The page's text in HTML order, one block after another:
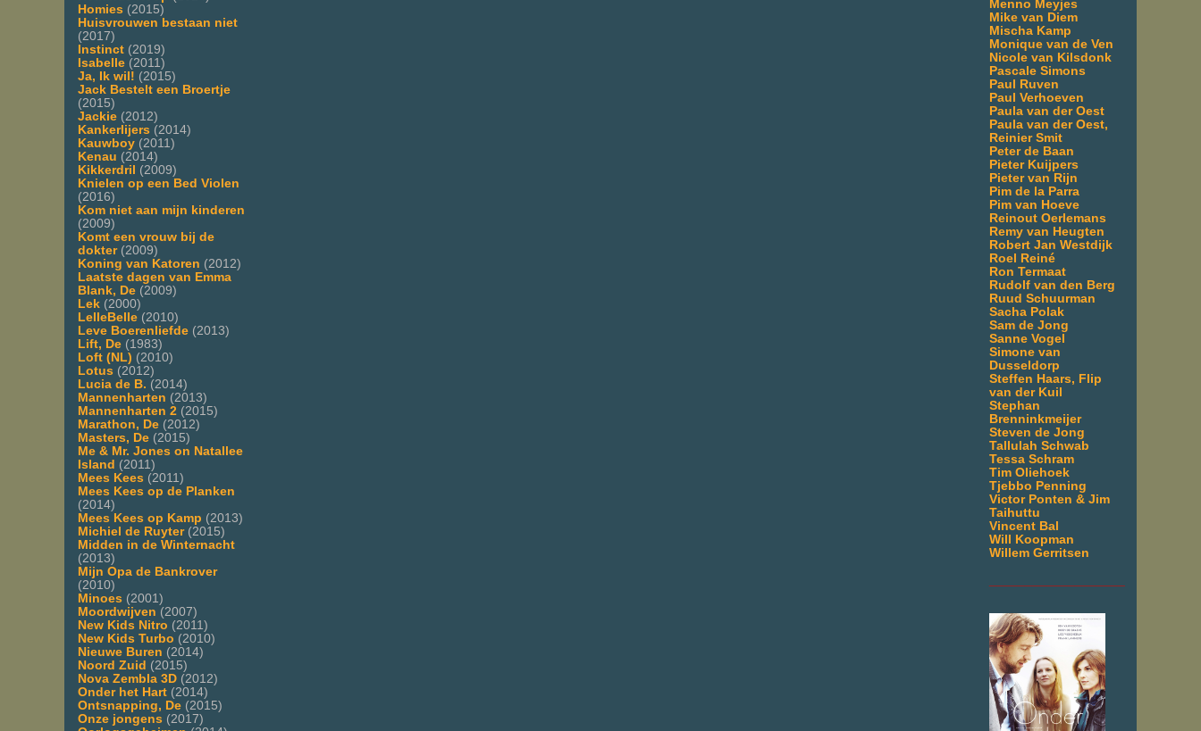
Homies (2015)
Huisvrouwen bestaan niet
(2017)
Instinct (2019)
Isabelle (2011)
Ja, Ik wil! (2015)
Jack Bestelt een Broertje
(2015)
Jackie (2012)
Kankerlijers (2014)
Kauwboy (2011)
Kenau (2014)
Kikkerdril
(2009)
Knielen op een Bed Violen
(2016)
Kom niet aan mijn kinderen
(2009)
Komt een vrouw bij de
dokter(2009)
Koning van Katoren (2012)
Laatste dagen van Emma
Blank, De (2009)
Lek (2000)
LelleBelle (2010)
Leve Boerenliefde (2013)
Lift, De (1983)
Loft (NL) (2010)
Lotus (2012)
Lucia de B. (2014)
Mannenharten (2013)
Mannenharten 2 (2015)
Marathon, De (2012)
Masters, De (2015)
Me & Mr. Jones on Natallee
Island (2011)
Mees Kees (2011)
Mees Kees op de Planken
(2014)
Mees Kees op Kamp (2013)
Michiel de Ruyter(2015)
Midden in de Winternacht
(2013)
Mijn Opa de Bankrover
(2010)
Minoes (2001)
Moordwijven (2007)
New Kids Nitro (2011)
New Kids Turbo (2010)
Nieuwe Buren (2014)
Noord Zuid (2015)
Nova Zembla 3D (2012)
Onder het Hart (2014)
Ontsnapping, De (2015)
Onze jongens (2017)
Menno Meyjes
Mike van Diem
Mischa Kamp
Monique van de Ven
Nicole van Kilsdonk
Pascale Simons
Paul Ruven
Paul Verhoeven
Paula van der Oest
Paula van der Oest,
Reinier Smit
Peter de Baan
Pieter Kuijpers
Pieter van Rijn
Pim de la Parra
Pim van Hoeve
Reinout Oerlemans
Remy van Heugten
Robert Jan Westdijk
Roel Reiné
Ron Termaat
Rudolf van den Berg
Ruud Schuurman
Sacha Polak
Sam de Jong
Sanne Vogel
Simone van
Dusseldorp
Steffen Haars, Flip
van der Kuil
Stephan
Brenninkmeijer
Steven de Jong
Tallulah Schwab
Tessa Schram
Tim Oliehoek
Tjebbo Penning
Victor Ponten & Jim
Taihuttu
Vincent Bal
Will Koopman
Willem Gerritsen